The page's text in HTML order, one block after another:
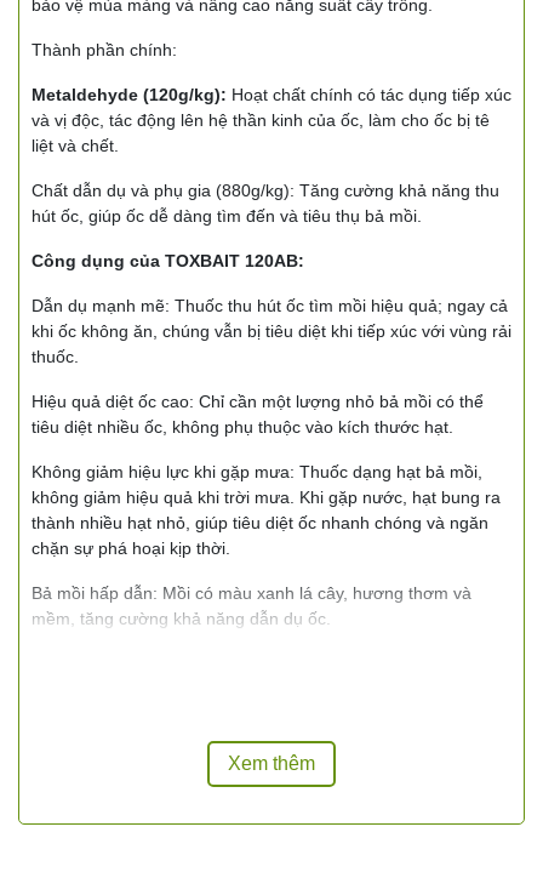
bảo vệ mùa màng và nâng cao năng suất cây trồng.
Thành phần chính:
Metaldehyde (120g/kg): Hoạt chất chính có tác dụng tiếp xúc
và vị độc, tác động lên hệ thần kinh của ốc, làm cho ốc bị tê
liệt và chết.
Chất dẫn dụ và phụ gia (880g/kg): Tăng cường khả năng thu
hút ốc, giúp ốc dễ dàng tìm đến và tiêu thụ bả mồi.
Công dụng của TOXBAIT 120AB:
Dẫn dụ mạnh mẽ: Thuốc thu hút ốc tìm mồi hiệu quả; ngay cả
khi ốc không ăn, chúng vẫn bị tiêu diệt khi tiếp xúc với vùng rải
thuốc.
Hiệu quả diệt ốc cao: Chỉ cần một lượng nhỏ bả mồi có thể
tiêu diệt nhiều ốc, không phụ thuộc vào kích thước hạt.
Không giảm hiệu lực khi gặp mưa: Thuốc dạng hạt bả mồi,
không giảm hiệu quả khi trời mưa. Khi gặp nước, hạt bung ra
thành nhiều hạt nhỏ, giúp tiêu diệt ốc nhanh chóng và ngăn
chặn sự phá hoại kịp thời.
Bả mồi hấp dẫn: Mồi có màu xanh lá cây, hương thơm và
mềm, tăng cường khả năng dẫn dụ ốc.
Đối với lúa (phòng trừ ốc bươu vàng):
Xem thêm